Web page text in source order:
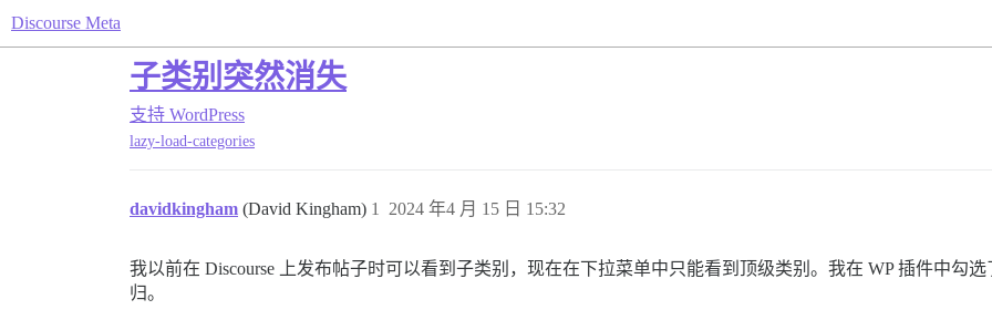
Discourse Meta
子类别突然消失
支持 WordPress
lazy-load-categories
davidkingham (David Kingham) 2024 年4 月 15 日 15:32
1
我以前在 Discourse 上发布帖子时可以看到子类别，现在在下拉菜单中只能看到顶级类别。我在 WP 插件中勾
归。